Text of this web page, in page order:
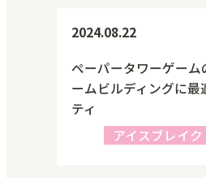
2024.08.22
ペーパータワーゲー
ームビルディングに最
ティ
アイスブレイク